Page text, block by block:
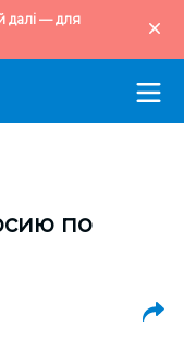
далі — для
по